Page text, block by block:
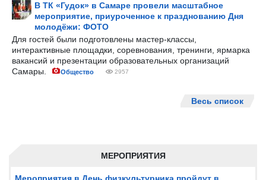
МЕРОПРИЯТИЯ
В ТК «Гудок» в Самаре провели масштабное
мероприятие, приуроченное к празднованию Дня
молодёжи: ФОТО
Для гостей были подготовлены мастер-классы,
интерактивные площадки, соревнования, тренинги, ярмарка
вакансий и презентации образовательных организаций
Самары.
Общество 2957
Весь список